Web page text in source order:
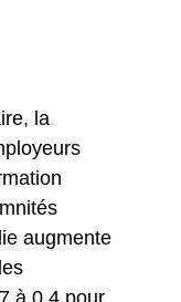
la
augmente